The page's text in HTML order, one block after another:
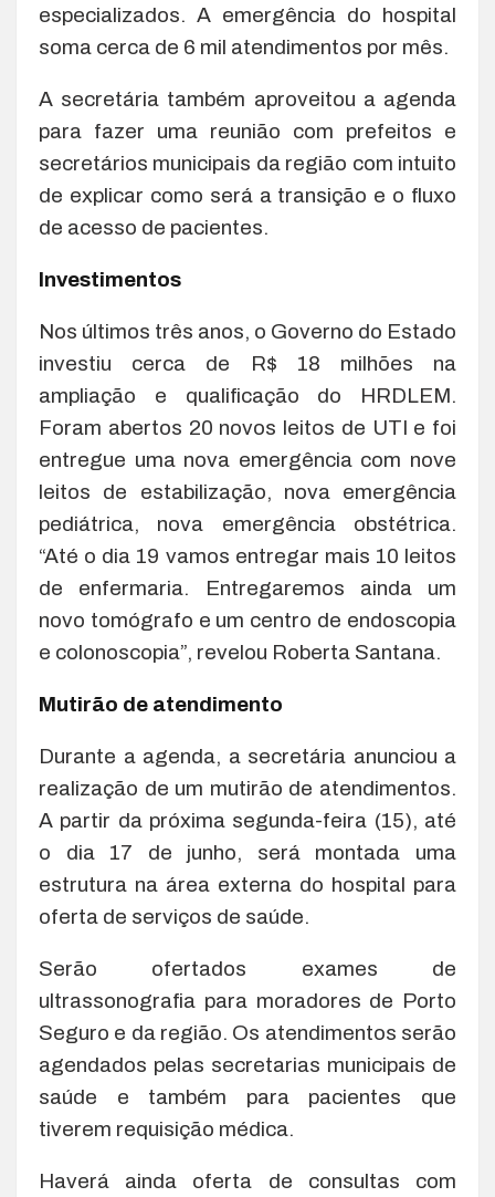
especializados. A emergência do hospital
soma cerca de 6 mil atendimentos por mês.
A secretária também aproveitou a agenda
para fazer uma reunião com prefeitos e
secretários municipais da região com intuito
de explicar como será a transição e o fluxo
de acesso de pacientes.
Investimentos
Nos últimos três anos, o Governo do Estado
investiu cerca de R$ 18 milhões na
ampliação e qualificação do HRDLEM.
Foram abertos 20 novos leitos de UTI e foi
entregue uma nova emergência com nove
leitos de estabilização, nova emergência
pediátrica, nova emergência obstétrica.
“Até o dia 19 vamos entregar mais 10 leitos
de enfermaria. Entregaremos ainda um
novo tomógrafo e um centro de endoscopia
e colonoscopia”, revelou Roberta Santana.
Mutirão de atendimento
Durante a agenda, a secretária anunciou a
realização de um mutirão de atendimentos.
A partir da próxima segunda-feira (15), até
o dia 17 de junho, será montada uma
estrutura na área externa do hospital para
oferta de serviços de saúde.
Serão ofertados exames de
ultrassonografia para moradores de Porto
Seguro e da região. Os atendimentos serão
agendados pelas secretarias municipais de
saúde e também para pacientes que
tiverem requisição médica.
Haverá ainda oferta de consultas com